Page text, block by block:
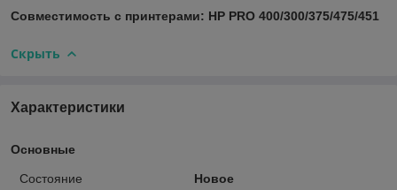
Совместимость с принтерами: HP PRO 400/300/375/475/451
Скрыть
Характеристики
Основные
Состояние
Новое